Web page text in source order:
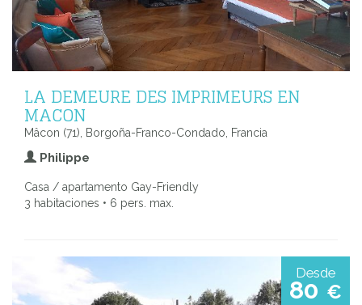
LA DEMEURE DES IMPRIMEURS EN
MACON
Mâcon (71), Borgoña-Franco-Condado, Francia
Philippe
Casa / apartamento Gay-Friendly
3 habitaciones • 6 pers. max.
Desde
80 €